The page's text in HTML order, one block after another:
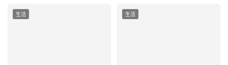
生活 生活